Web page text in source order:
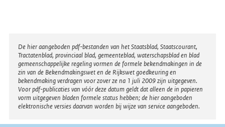
Disclaimer
De hier aangeboden pdf-bestanden van het Staatsblad, Staatscourant,
Tractatenblad, provinciaal blad, gemeenteblad, waterschapsblad en blad
gemeenschappelijke regeling vormen de formele bekendmakingen in de
zin van de Bekendmakingswet en de Rijkswet goedkeuring en
bekendmaking verdragen voor zover ze na 1 juli 2009 zijn uitgegeven.
Voor pdf-publicaties van vóór deze datum geldt dat alleen de in papieren
vorm uitgegeven bladen formele status hebben; de hier aangeboden
elektronische versies daarvan worden bij wijze van service aangeboden.